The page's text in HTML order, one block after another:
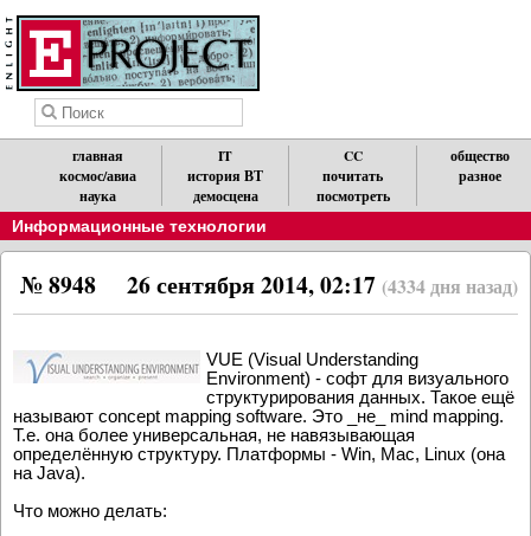
главная
космос/авиа
наука
IT
история ВТ
демосцена
CC
почитать
посмотреть
общество
разное
Информационные технологии
26 сентября 2014, 02:17 (4334 дня назад)
№ 8948
VUE (Visual Understanding
Environment) - софт для визуального
структурирования данных. Такое ещё
называют concept mapping software. Это _не_ mind mapping.
Т.е. она более универсальная, не навязывающая
определённую структуру. Платформы - Win, Mac, Linux (она
на Java).
Что можно делать: